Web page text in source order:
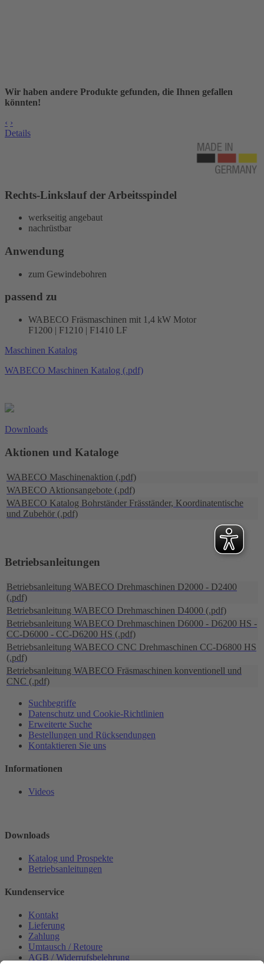
Wir haben andere Produkte gefunden, die Ihnen gefallen
könnten!
‹ ›
Details
Rechts-Linkslauf der Arbeitsspindel
werkseitig angebaut
nachrüstbar
Anwendung
zum Gewindebohren
passend zu
WABECO Fräsmaschinen mit 1,4 kW Motor
F1200 | F1210 | F1410 LF
Maschinen Katalog
WABECO Maschinen Katalog (.pdf)
Downloads
Aktionen und Kataloge
WABECO Maschinenaktion (.pdf)
WABECO Aktionsangebote (.pdf)
WABECO Katalog Bohrständer Fräsständer, Koordinatentische
und Zubehör (.pdf)
Betriebsanleitungen
Betriebsanleitung WABECO Drehmaschinen D2000 - D2400
(.pdf)
Betriebsanleitung WABECO Drehmaschinen D4000 (.pdf)
Betriebsanleitung WABECO Drehmaschinen D6000 - D6200 HS -
CC-D6000 - CC-D6200 HS (.pdf)
Betriebsanleitung WABECO CNC Drehmaschinen CC-D6800 HS
(.pdf)
Betriebsanleitung WABECO Fräsmaschinen konventionell und
CNC (.pdf)
Suchbegriffe
Datenschutz und Cookie-Richtlinien
Erweiterte Suche
Bestellungen und Rücksendungen
Kontaktieren Sie uns
Informationen
Videos
Downloads
Katalog und Prospekte
Betriebsanleitungen
Kundenservice
Kontakt
Lieferung
Zahlung
Umtausch / Retoure
AGB / Widerrufsbelehrung